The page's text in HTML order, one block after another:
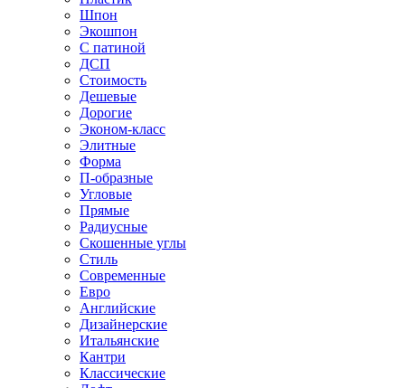
Шпон
Экошпон
С патиной
ДСП
Стоимость
Дешевые
Дорогие
Эконом-класс
Элитные
Форма
П-образные
Угловые
Прямые
Радиусные
Скошенные углы
Стиль
Современные
Евро
Английские
Дизайнерские
Итальянские
Кантри
Классические